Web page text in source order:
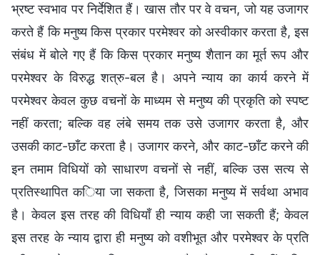
भ्रष्ट स्वभाव पर निर्देशित हैं। खास तौर पर वे वचन, जो यह उजागर
करते हैं कि मनुष्य किस प्रकार परमेश्वर को अस्वीकार करता है, इस
संबंध में बोले गए हैं कि किस प्रकार मनुष्य शैतान का मूर्त रूप और
परमेश्वर के विरुद्ध शत्रु-बल है। अपने न्याय का कार्य करने में
परमेश्वर केवल कुछ वचनों के माध्यम से मनुष्य की प्रकृति को स्पष्ट
नहीं करता; बल्कि वह लंबे समय तक उसे उजागर करता है, और
उसकी काट-छाँट करता है। उजागर करने, और काट-छाँट करने की
इन तमाम विधियों को साधारण वचनों से नहीं, बल्कि उस सत्य से
प्रतिस्थापित किया जा सकता है, जिसका मनुष्य में सर्वथा अभाव
है। केवल इस तरह की विधियाँ ही न्याय कही जा सकती हैं; केवल
इस तरह के न्याय द्वारा ही मनुष्य को वशीभूत और परमेश्वर के प्रति